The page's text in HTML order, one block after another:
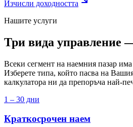
Изчисли доходността
Нашите услуги
Три вида управление
Всеки сегмент на наемния пазар
Изберете типа, който пасва на
калкулатора ни да препоръча най-
1 – 30 дни
Краткосрочен наем